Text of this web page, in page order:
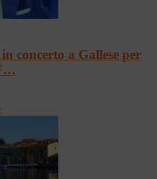
concerto a Gallese per